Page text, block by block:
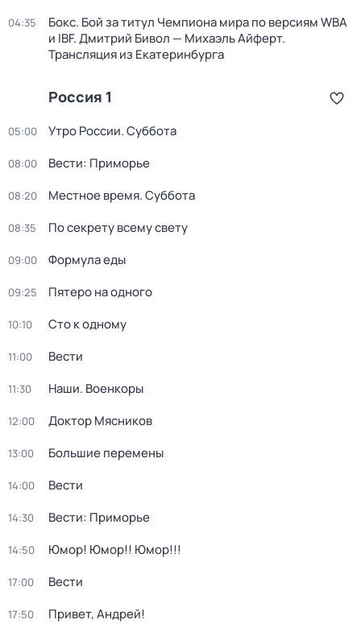
04:35
Бокс. Бой за титул Чемпиона мира по версиям WBA
и IBF. Дмитрий Бивол — Михаэль Айферт.
Трансляция из Екатеринбурга
Россия 1
05:00 Утро России. Суббота
08:00 Вести: Приморье
08:20 Местное время. Суббота
08:35 По секрету всему свету
09:00 Формула еды
09:25 Пятеро на одного
10:10 Сто к одному
11:00 Вести
11:30 Наши. Военкоры
12:00 Доктор Мясников
13:00 Большие перемены
14:00 Вести
14:30 Вести: Приморье
14:50 Юмор! Юмор!! Юмор!!!
17:00 Вести
17:50 Привет, Андрей!